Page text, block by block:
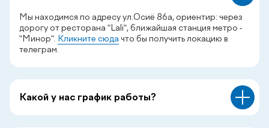
Мы находимся по адресу ул.Осиё 86а, ориентир: через
дорогу от ресторана "Lali", ближайшая станция метро -
"Минор". Кликните сюда что бы получить локацию в
телеграм.
Какой у нас график работы?